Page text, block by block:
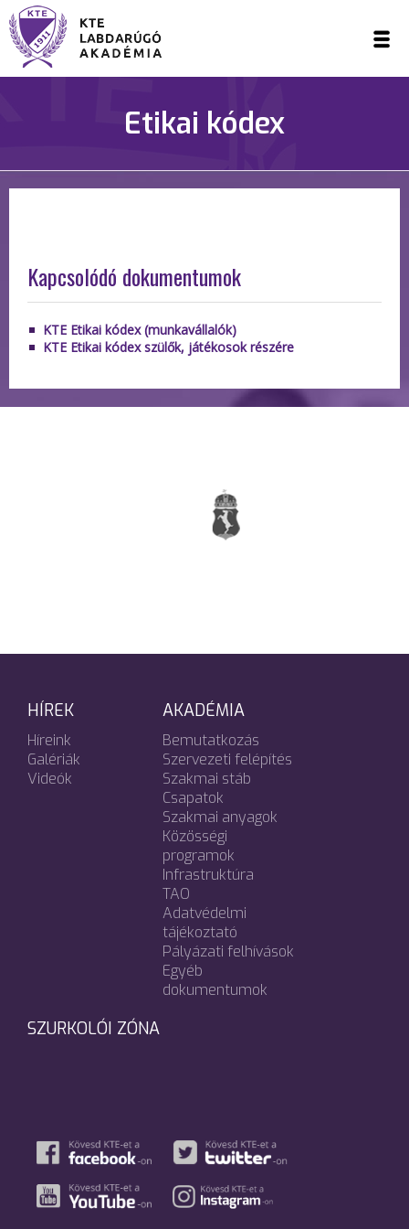
Etikai kódex
Kapcsolódó dokumentumok
KTE Etikai kódex (munkavállalók)
KTE Etikai kódex szülők, játékosok részére
HÍREK
Híreink
Galériák
Videók
AKADÉMIA
Bemutatkozás
Szervezeti felépítés
Szakmai stáb
Csapatok
Szakmai anyagok
Közösségi
programok
Infrastruktúra
TAO
Adatvédelmi
tájékoztató
Pályázati felhívások
Egyéb
dokumentumok
SZURKOLÓI ZÓNA